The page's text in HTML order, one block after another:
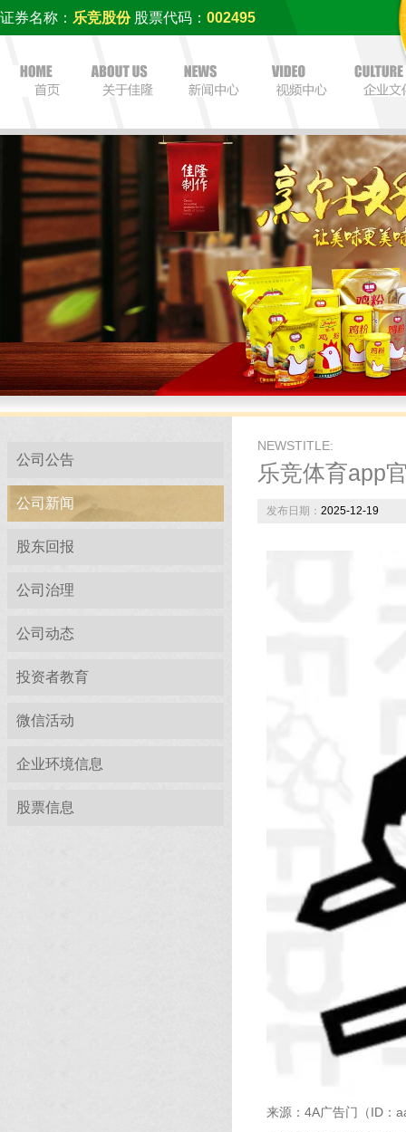
证券名称： 乐竞股份股票代码： 002495
公司公告
公司新闻
股东回报
公司治理
公司动态
投资者教育
微信活动
企业环境信息
股票信息
NEWSTITLE:
乐竞体育app
发布日期： 2025-12-19
来源：4A广告门（ID：